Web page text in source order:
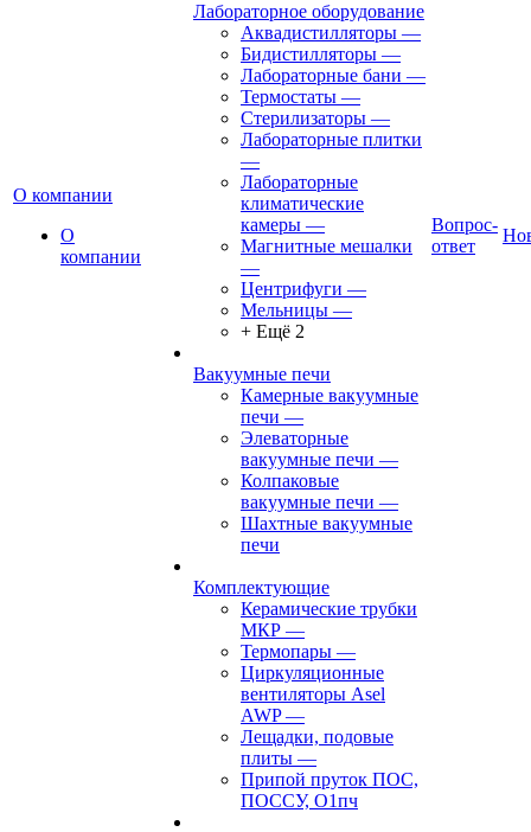
О компании
О
компании
Лабораторное оборудование
Аквадистилляторы —
Бидистилляторы —
Лабораторные бани —
Термостаты —
Стерилизаторы —
Лабораторные плитки
—
Лабораторные
климатические
камеры —
Магнитные мешалки
—
Центрифуги —
Мельницы —
+ Ещё 2
Вакуумные печи
Камерные вакуумные
печи —
Элеваторные
вакуумные печи —
Колпаковые
вакуумные печи —
Шахтные вакуумные
печи
Комплектующие
Керамические трубки
МКР —
Термопары —
Циркуляционные
вентиляторы Asel
AWP—
Лещадки, подовые
плиты —
Припой пруток ПОС,
ПОССУ, О1пч
Вопрос-
ответ